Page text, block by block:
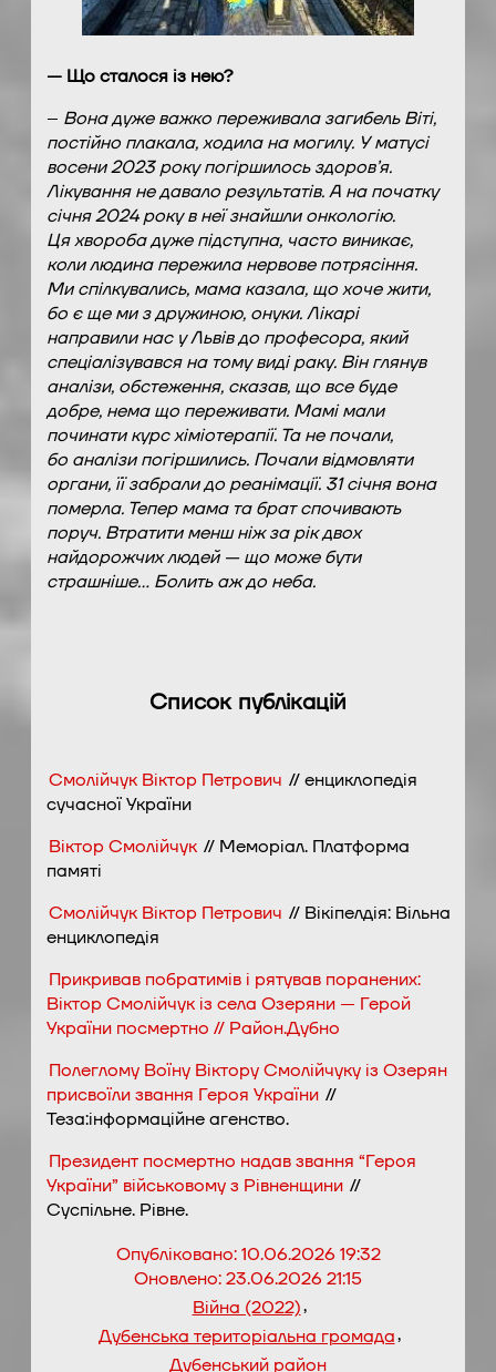
— Що сталося із нею?
– Вона дуже важко переживала загибель Віті,
постійно плакала, ходила на могилу. У матусі
восени 2023 року погіршилось здоров’я.
Лікування не давало результатів. А на початку
січня 2024 року в неї знайшли онкологію.
Ця хвороба дуже підступна, часто виникає,
коли людина пережила нервове потрясіння.
Ми спілкувались, мама казала, що хоче жити,
бо є ще ми з дружиною, онуки. Лікарі
направили нас у Львів до професора, який
спеціалізувався на тому виді раку. Він глянув
аналізи, обстеження, сказав, що все буде
добре, нема що переживати. Мамі мали
починати курс хіміотерапії. Та не почали,
бо аналізи погіршились. Почали відмовляти
органи, її забрали до реанімації. 31 січня вона
померла. Тепер мама та брат спочивають
поруч. Втратити менш ніж за рік двох
найдорожчих людей — що може бути
страшніше… Болить аж до неба.
Список публікацій
Смолійчук Віктор Петрович // енциклопедія
сучасної України
Віктор Смолійчук // Меморіал. Платформа
памяті
Смолійчук Віктор Петрович // Вікіпелдія: Вільна
енциклопедія
Прикривав побратимів і рятував поранених:
Віктор Смолійчук із села Озеряни — Герой
України посмертно // Район.Дубно
Полеглому Воїну Віктору Смолійчуку із Озерян
присвоїли звання Героя України //
Теза:інформаційне агенство.
Президент посмертно надав звання “Героя
України” військовому з Рівненщини //
Суспільне. Рівне.
Опубліковано:10.06.2026 19:32
Оновлено:23.06.2026 21:15
Війна (2022),
Дубенська територіальна громада,
Дубенський район